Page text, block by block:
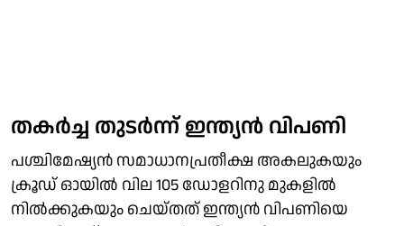
തകര്‍ച്ച തുടര്‍ന്ന് ഇന്ത്യന്‍ വിപണി
പശ്ചിമേഷ്യന്‍ സമാധാനപ്രതീക്ഷ അകലുകയും
ക്രൂഡ് ഓയില്‍ വില 105 ഡോളറിനു മുകളില്‍
നില്‍ക്കുകയും ചെയ്തത് ഇന്ത്യന്‍ വിപണിയെ